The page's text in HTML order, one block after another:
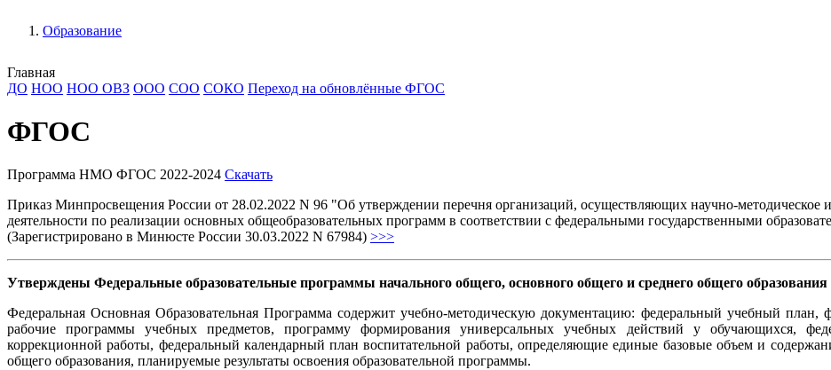
Образование
Главная
ДО НОО НОО ОВЗ ООО СОО СОКО Переход на обновлённые ФГОС
ФГОС
Программа НМО ФГОС 2022-2024 Скачать
Приказ Минпросвещения России от 28.02.2022 N 96 "Об утверждении перечня организаций, осуществляющих научно-методическое и
деятельности по реализации основных общеобразовательных программ в соответствии с федеральными государственными
(Зарегистрировано в Минюсте России 30.03.2022 N 67984) >>>
Утверждены Федеральные образовательные программы начального общего, основного общего и среднего общего образования
Федеральная Основная Образовательная Программа содержит учебно-методическую документацию: федеральный учебный
рабочие программы учебных предметов, программу формирования универсальных учебных действий у обучающихся,
коррекционной работы, федеральный календарный план воспитательной работы, определяющие единые базовые объем и
общего образования, планируемые результаты освоения образовательной программы.